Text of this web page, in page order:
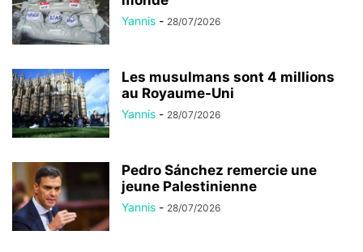
Yannis - 28/07/2026
Les musulmans sont 4 millions
au Royaume-Uni
Yannis - 28/07/2026
Pedro Sánchez remercie une
jeune Palestinienne
Yannis - 28/07/2026